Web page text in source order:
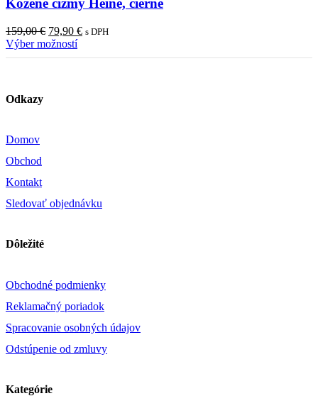
Kožené čižmy Heine, čierne
159,00€ Pôvodná
cena
bola:
79,90 €Aktuálna
je:
s DPH
Výber možností
Odkazy
Domov
Obchod
Kontakt
Sledovať objednávku
Dôležité
Obchodné podmienky
Reklamačný poriadok
Spracovanie osobných údajov
Odstúpenie od zmluvy
Kategórie